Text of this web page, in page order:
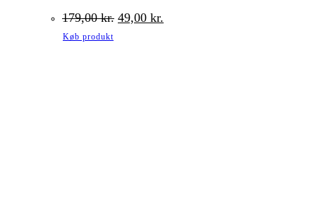
179,00kr. Den
oprindelige
49,00 kr.
aktuelle
Køb produkt